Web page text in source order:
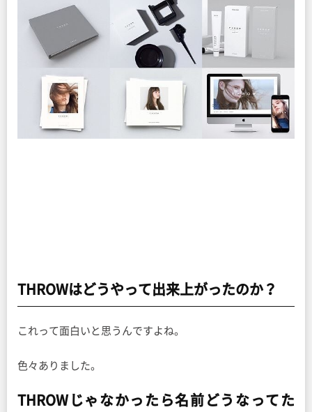
THROWはどうやって出来上がったのか？
これって面白いと思うんですよね。
色々ありました。
THROWじゃなかったら名前どうなってた